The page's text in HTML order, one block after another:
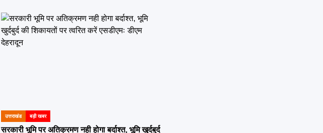
POSTED
IN
उत्तराखंड बड़ी खबर
सरकारी भूमि पर अतिक्रमण नही होगा बर्दाश्त, भूमि खुर्दबुर्द